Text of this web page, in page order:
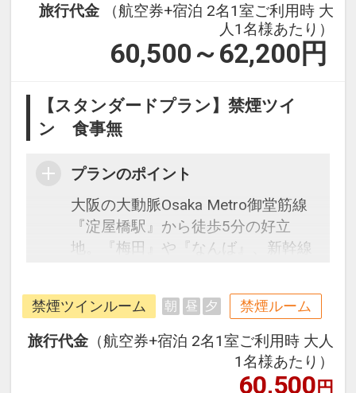
旅行代金
（航空券+宿泊 2名1室ご利用時 大
人1名様あたり）
60,500～62,200 円
【スタンダードプラン】禁煙ツイ
ン 食事無
プランのポイント
大阪の大動脈Osaka Metro御堂筋線
『淀屋橋駅』から徒歩5分の好立
地。『梅田』や『なんば』、新幹線
た京阪電車の始発駅でもあるので京
都観光の拠点としても◎ レトロモ
ダンな魅力を物語る街 淀屋橋・北浜
エリアに2017年7月28日オープン！
無料Wi-Fi、加湿機能付空気清浄機、
禁煙ツインルーム 朝 昼 夕 禁煙ルーム
旅行代金 （航空券+宿泊 2名1室ご利用時 大人
1名様あたり）
60,500円